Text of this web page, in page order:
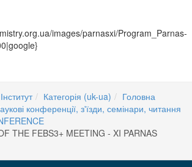
images/parnasxi/Program_Parnas-
Інститут Категорія (uk-ua)
Головна
конференції, з'їзди, семінари, читання
THE FEBS3+ MEETING - XI PARNAS